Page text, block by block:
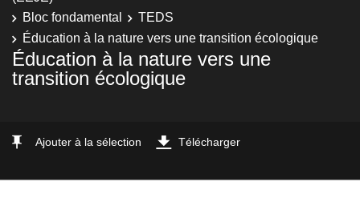
Bloc fondamental
TEDS
Éducation à la nature vers une transition écologique
Éducation à la nature vers une
transition écologique
Ajouter à la sélection Télécharger